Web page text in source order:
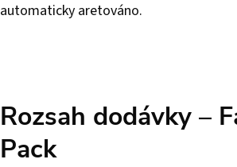
automaticky aretováno.
Rozsah dodávky –
Pack